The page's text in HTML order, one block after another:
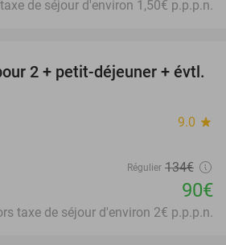
de séjour d'environ 1,50€ p.p.p.n.
33%
2 + petit-déjeuner + évtl.
9.0 star
Régulier 134€
90€
taxe de séjour d'environ 2€ p.p.p.n.